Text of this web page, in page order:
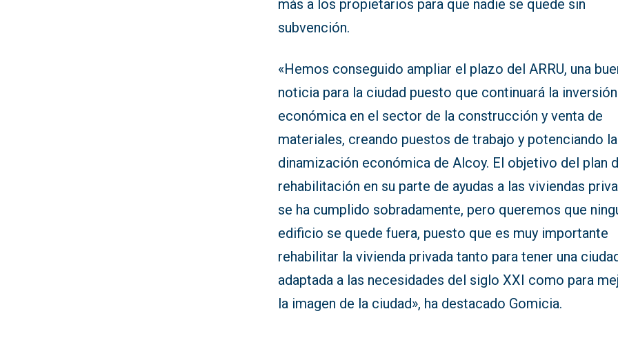
más a los propietarios para que nadie se quede sin
subvención.
«Hemos conseguido ampliar el plazo del ARRU, una
noticia para la ciudad puesto que continuará la inversión
económica en el sector de la construcción y venta de
materiales, creando puestos de trabajo y potenciando la
dinamización económica de Alcoy. El objetivo del plan
rehabilitación en su parte de ayudas a las viviendas
se ha cumplido sobradamente, pero queremos que
edificio se quede fuera, puesto que es muy importante
rehabilitar la vivienda privada tanto para tener una
adaptada a las necesidades del siglo XXI como para
la imagen de la ciudad», ha destacado Gomicia.